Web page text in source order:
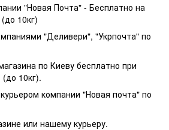
"Новая Почта" - Бесплатно на
10кг)
"Деливери", "Укрпочта" по
по Киеву бесплатно при
(до 10кг).
компании "Новая почта" по
или нашему курьеру.